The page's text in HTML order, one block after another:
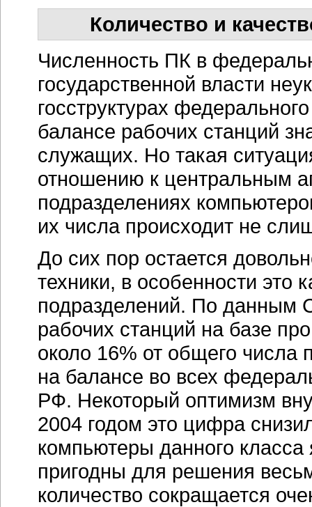
Количество и
Численность ПК в
государственной власти
госструктурах
балансе рабочих станций
служащих. Но такая
отношению к центральным
подразделениях
их числа происходит не
До сих пор остается
техники, в особенности это
подразделений. По данным
рабочих станций на базе
около 16% от общего числа
на балансе во всех
РФ. Некоторый оптимизм
2004 годом это цифра
компьютеры данного
пригодны для решения
количество сокращается